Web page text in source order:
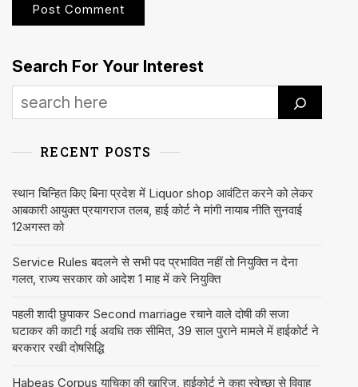
Search For Your Interest
RECENT POSTS
स्थान चिन्हित किए बिना प्रदेश में Liquor shop आवंटित करने को लेकर
आबकारी आयुक्त प्रयागराज तलब, हाई कोर्ट ने मांगी नायाब नीति सुनवाई
12अगस्त को
Service Rules बदलने से सभी पद प्रभावित नहीं तो नियुक्ति न देना
गलत, राज्य सरकार को आदेश 1 माह में करे नियुक्ति
पहली शादी छुपाकर Second marriage रचाने वाले दोषी की सजा
घटाकर की काटी गई अवधि तक सीमित, 39 साल पुराने मामले में हाईकोर्ट ने
बरकरार रखी दोषसिद्धि
Habeas Corpus याचिका की खारिज, हाईकोर्ट ने कहा स्वेच्छा से विवाह